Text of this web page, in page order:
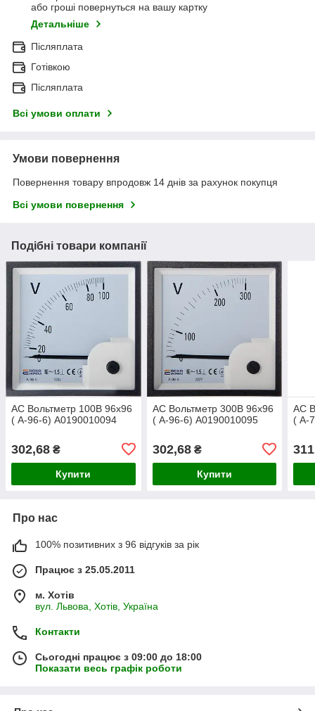
або гроші повернуться на вашу картку
Детальніше
Післяплата
Готівкою
Післяплата
Всі умови оплати
Умови повернення
Повернення товару впродовж 14 днів за рахунок покупця
Всі умови повернення
Подібні товари компанії
АС Вольтметр 100В 96х96
( A-96-6) A0190010094
302,68 ₴
Купити
АС Вольтметр 300В 96х96
( A-96-6) A0190010095
302,68₴
Купити
АС
( A-
Про нас
100% позитивних з 96 відгуків за рік
Працює з 25.05.2011
м. Хотів
вул. Львова, Хотів, Україна
Контакти
Сьогодні працює з 09:00 до 18:00
Показати весь графік роботи